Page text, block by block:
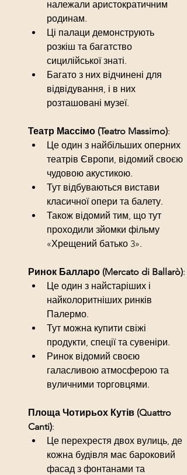
належали аристократичним
родинам.
Ці палаци демонструють
розкіш та багатство
сицилійської знаті.
Багато з них відчинені для
відвідування, і в них
розташовані музеї.
Театр Массімо (Teatro Massimo):
Це один з найбільших оперних
театрів Європи, відомий своєю
чудовою акустикою.
Тут відбуваються вистави
класичної опери та балету.
Також відомий тим, що тут
проходили зйомки фільму
«Хрещений батько 3».
Ринок Балларо (Mercato di Ballarò):
Це один з найстаріших і
найколоритніших ринків
Палермо.
Тут можна купити свіжі
продукти, спеції та сувеніри.
Ринок відомий своєю
галасливою атмосферою та
вуличними торговцями.
Площа Чотирьох Кутів (Quattro
Canti):
Це перехрестя двох вулиць, де
кожна будівля має бароковий
фасад з фонтанами та